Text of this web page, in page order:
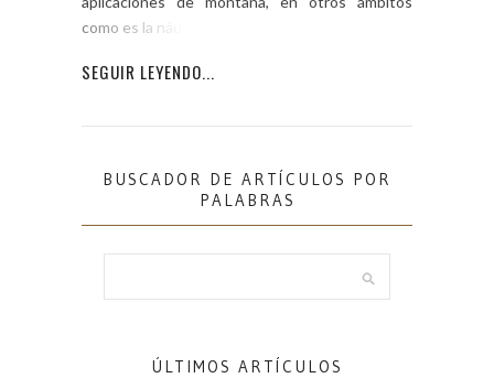
como es la náutica, […]
SEGUIR LEYENDO...
BUSCADOR DE ARTÍCULOS POR
PALABRAS
ÚLTIMOS ARTÍCULOS